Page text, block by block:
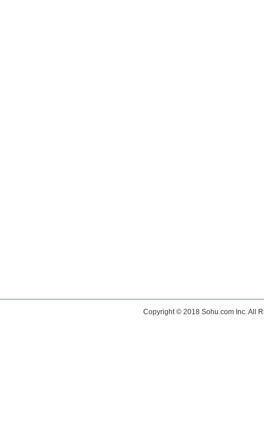
Copyright © 2018 Sohu.com Inc. All